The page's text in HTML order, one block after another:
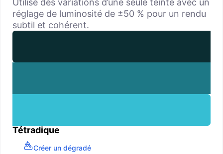
Utilise des variations d’une seule teinte avec un
réglage de luminosité de ±50 % pour un rendu
subtil et cohérent.
Tétradique
Créer un dégradé